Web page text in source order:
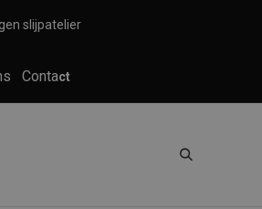
slijpatelier
Contact